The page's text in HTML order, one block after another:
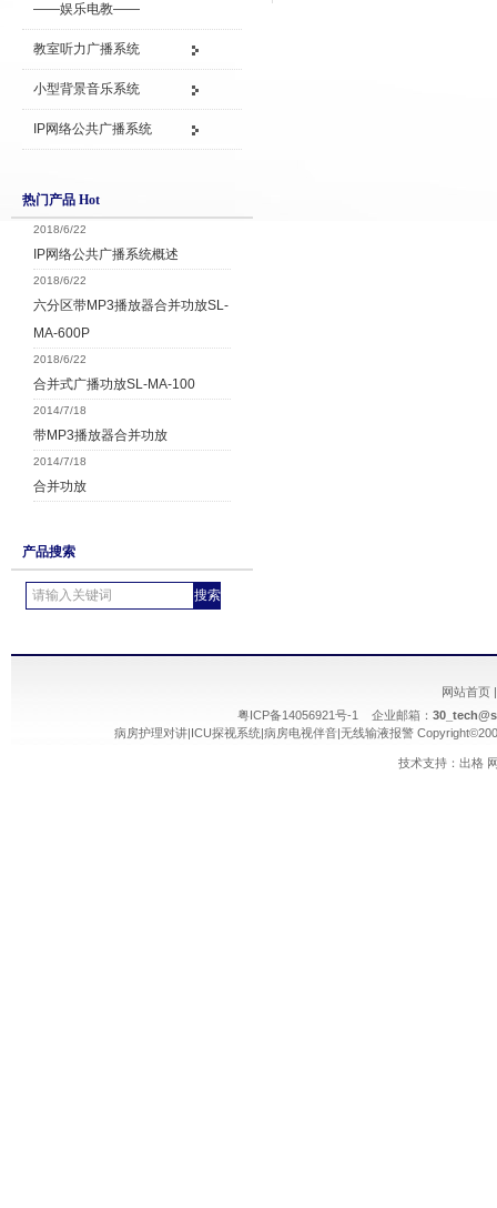
——娱乐电教——
教室听力广播系统
小型背景音乐系统
IP网络公共广播系统
热门产品 Hot
2018/6/22
IP网络公共广播系统概述
2018/6/22
六分区带MP3播放器合并功放SL-
MA-600P
2018/6/22
合并式广播功放SL-MA-100
2014/7/18
带MP3播放器合并功放
2014/7/18
合并功放
产品搜索
网站首页
粤ICP备14056921号-1 企业邮箱：
病房护理对讲|ICU探视系统|病房电视伴音|无线输液报警
技术支持：出格